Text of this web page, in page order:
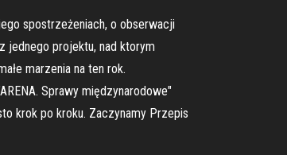
spostrzeżeniach, o obserwacji
jednego projektu, nad ktorym
marzenia na ten rok.
Sprawy międzynarodowe"
krok po kroku. Zaczynamy Przepis